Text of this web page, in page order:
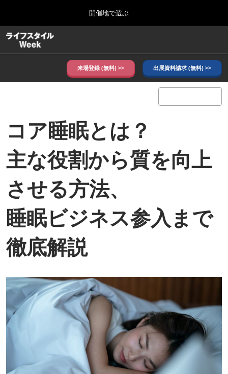
ッ
し
進
to
close
開催地で選ぶ
東京ビッグサイト/Tokyo Big Sight, Japan
6月_夏展
東京ビッグサイト/Tokyo Big Sight, Japan
ー
バ
ル
ナ
シ
ョ
ン
折
り
む
来場登録 (無料) >> 出展資料請求 (無料) >>
コア睡眠とは？
主な役割から質を向上
させる方法、
睡眠ビジネス参入まで
徹底解説